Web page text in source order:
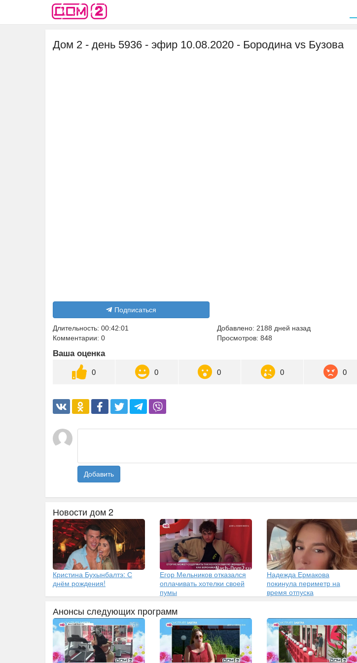
Дом 2 - день 5936 - эфир 10.08.2020 - Бородина vs Бузова
Подписаться
Длительность: 00:42:01
Комментарии: 0
Добавлено: 2188 дней назад
Просмотров: 848
Ваша оценка
0 0 0 0 0
Добавить
Новости дом 2
Кристина Бухынбалтэ: С
днём рождения!
Егор Мельников отказался
оплачивать хотелки своей
пумы
Надежда Ермакова
покинула периметр на
время отпуска
Анонсы следующих программ